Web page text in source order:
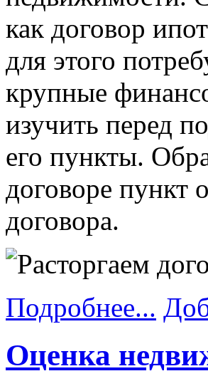
как договор
для этого
крупные
изучить перед
его пункты.
договоре пункт
договора.
Подробнее...
Оценка